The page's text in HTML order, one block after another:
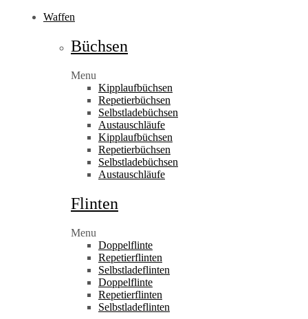
Waffen
Büchsen
Menu
Kipplaufbüchsen
Repetierbüchsen
Selbstladebüchsen
Austauschläufe
Kipplaufbüchsen
Repetierbüchsen
Selbstladebüchsen
Austauschläufe
Flinten
Menu
Doppelflinte
Repetierflinten
Selbstladeflinten
Doppelflinte
Repetierflinten
Selbstladeflinten